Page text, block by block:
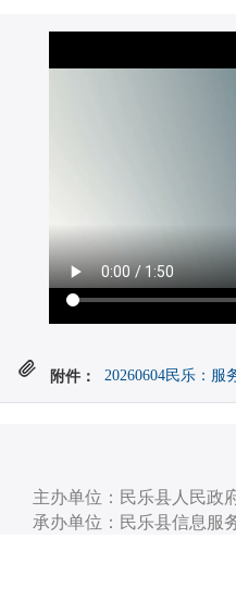
附件： 20260604民乐：服
主办单位：民乐县人民政
承办单位：民乐县信息服